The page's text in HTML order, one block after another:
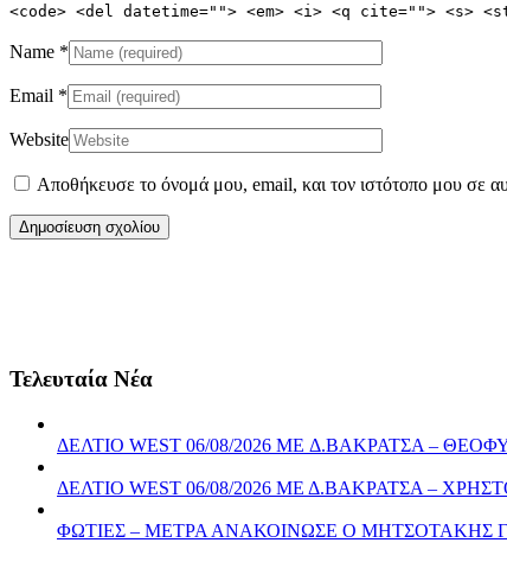
<code> <del datetime=""> <em> <i> <q cite=""> <s>
Name *
Email *
Website
Αποθήκευσε το όνομά μου, email, και τον ιστότοπο μου σε
Τελευταία Νέα
ΔΕΛΤΙΟ WEST 06/08/2026 ME Δ.ΒΑΚΡΑΤΣΑ –
ΔΕΛΤΙΟ WEST 06/08/2026 ΜΕ Δ.ΒΑΚΡΑΤΣΑ –
ΦΩΤΙΕΣ – ΜΕΤΡΑ ΑΝΑΚΟΙΝΩΣΕ Ο ΜΗΤΣΟΤΑΚΗΣ